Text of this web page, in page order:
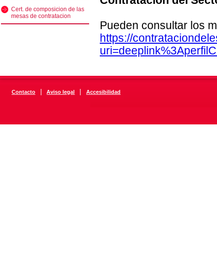
Cert. de composicion de las
mesas de contratacion
Pueden consultar los
https://
Contacto | Aviso legal | Accesibilidad